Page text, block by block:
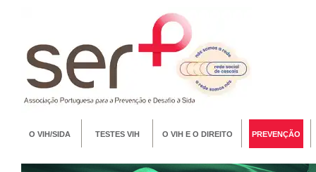
O VIH/SIDA TESTES VIH O VIH E O DIREITO PREVENÇÃO